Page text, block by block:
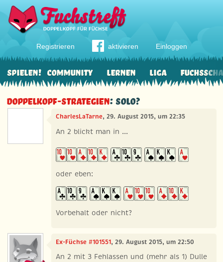
Registrieren aktivieren Einloggen
Community Lernen Liga
Spielen!
Doppelkopf-Strategien: Solo?
CharlesLaTarne, 29. August 2015, um 22:35
An 2 blickt man in ...
oder eben:
Vorbehalt oder nicht?
Ex-Füchse #101551, 29. August 2015, um 22:50
An 2 mit 3 Fehlassen und (mehr als 1) Dulle